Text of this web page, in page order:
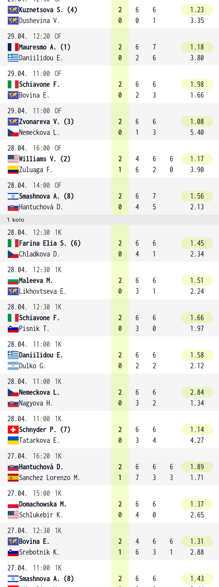
Kuznetsova S. (4)
Dushevina V.
2
0
6
0
6
1
1.23
3.35
29.04.
12:20 OF
Mauresmo A. (1)
Daniilidou E.
2
0
6
2
7
6
1.18
3.80
29.04.
11:00 OF
Schiavone F.
Bovina E.
2
0
6
2
6
3
1.98
1.66
29.04.
11:00 OF
Zvonareva V. (3)
Nemeckova L.
2
0
6
1
6
3
1.08
5.40
28.04.
16:00 OF
Williams V. (2)
Zuluaga F.
2
1
4
6
6
2
6
0
1.17
3.90
28.04.
14:00 OF
Smashnova A. (8)
Hantuchová D.
2
0
6
4
7
5
1.56
2.13
1. kolo
28.04. 12:30
1K
Farina Elia S. (6)
Chladkova D.
2
0
6
4
6
1
1.45
2.34
28.04.
12:30
1K
Maleeva M.
Likhovtseva E.
2
0
6
3
6
1
1.51
2.24
28.04.
12:30
1K
Schiavone F.
Pisnik T.
2
0
6
3
6
0
1.66
1.97
28.04.
11:00
1K
Daniilidou E.
Dulko G.
2
0
6
2
6
2
1.58
2.12
28.04.
11:00
1K
Nemeckova L.
Nagyova H.
2
0
6
3
6
2
2.84
1.34
28.04.
11:00
1K
Schnyder P. (7)
Tatarkova E.
2
0
6
3
6
4
1.14
4.27
27.04.
16:20
1K
Hantuchová D.
Sanchez Lorenzo M.
2
1
6
7
6
3
6
3
1.89
1.71
27.04.
15:00
1K
Domachowska M.
Schlukebir K.
2
0
6
4
6
0
1.37
2.65
27.04.
12:30
1K
Bovina E.
Srebotnik K.
2
1
4
6
6
3
6
1
1.31
2.88
27.04.
11:00
1K
Smashnova A. (8)
2
6
6
1.43